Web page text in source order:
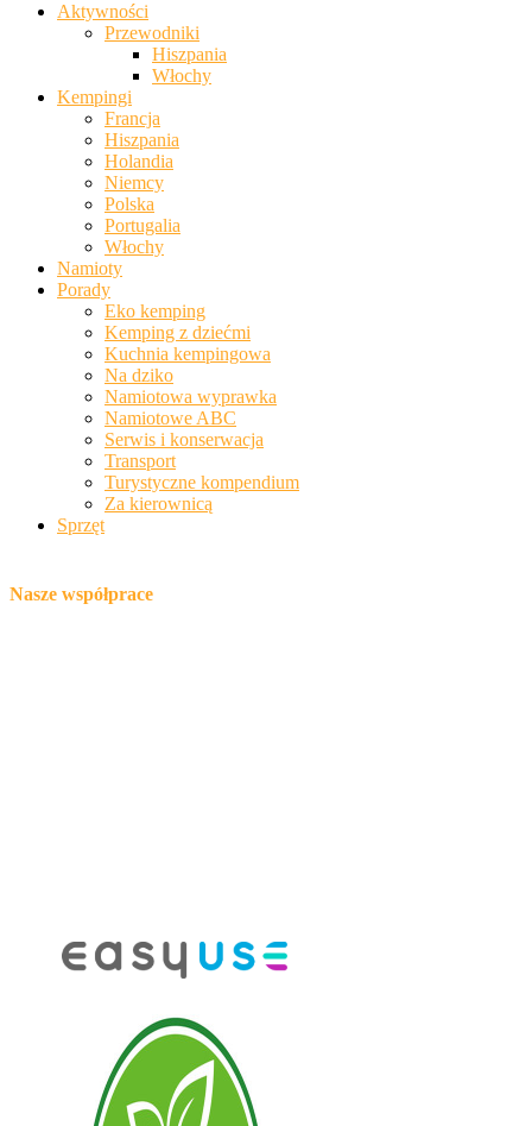
Aktywności
Przewodniki
Hiszpania
Włochy
Kempingi
Francja
Hiszpania
Holandia
Niemcy
Polska
Portugalia
Włochy
Namioty
Porady
Eko kemping
Kemping z dziećmi
Kuchnia kempingowa
Na dziko
Namiotowa wyprawka
Namiotowe ABC
Serwis i konserwacja
Transport
Turystyczne kompendium
Za kierownicą
Sprzęt
Nasze współprace